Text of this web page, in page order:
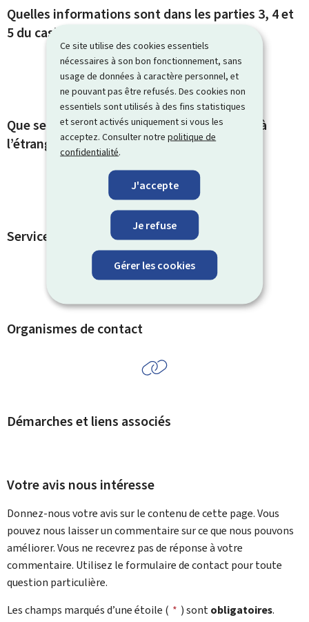
Ce site utilise des cookies essentiels
nécessaires à son bon fonctionnement, sans
usage de données à caractère personnel, et
ne pouvant pas être refusés. Des cookies non
essentiels sont utilisés à des fins statistiques
et seront activés uniquement si vous les
acceptez. Consulter notrepolitique de
confidentialité.
J'accepte
Je refuse
Gérer les cookies
Quelles informations sont dans les parties 3, 4 et
5 du casier ?
Que se passe-t-il avec les infractions faites à
l’étranger ?
Services en ligne et formulaires
Organismes de contact
Démarches et liens associés
Votre avis nous intéresse
Donnez-nous votre avis sur le contenu de cette page. Vous
pouvez nous laisser un commentaire sur ce que nous pouvons
améliorer. Vous ne recevrez pas de réponse à votre
commentaire. Utilisez le formulaire de contact pour toute
question particulière.
Les champs marqués d’une étoile ( * ) sontobligatoires.